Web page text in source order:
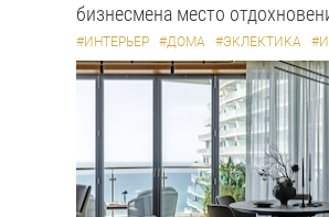
бизнесмена место
#ИНТЕРЬЕР #ДОМА #ЭКЛЕКТИКА